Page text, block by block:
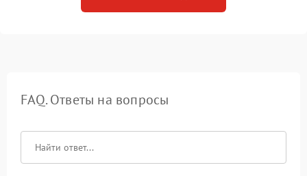
FAQ. Ответы на вопросы